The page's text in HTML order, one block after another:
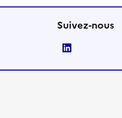
Suivez-nous